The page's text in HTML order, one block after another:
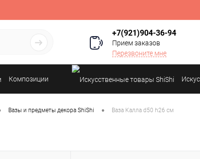
+7(921)904-36-94
Прием заказов
Перезвоните мне
Композиции
Вазы и предметы декора ShiShi • Ваза Калла d50 h26 см